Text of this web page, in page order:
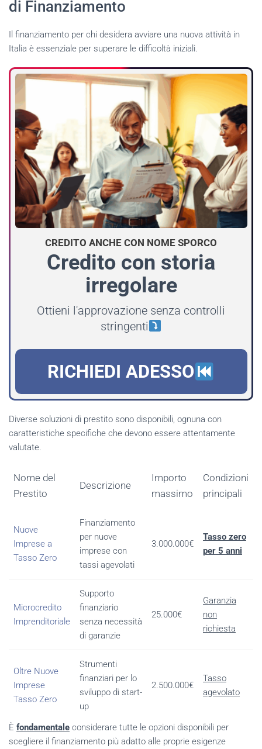
di Finanziamento
Il finanziamento per chi desidera avviare una nuova attività in
Italia è essenziale per superare le difficoltà iniziali.
CREDITO ANCHE CON NOME SPORCO
Credito con storia
irregolare
Ottieni l'approvazione senza controlli
stringenti
RICHIEDI ADESSO
Diverse soluzioni di prestito sono disponibili, ognuna con
caratteristiche specifiche che devono essere attentamente
valutate.
Nome del
Prestito
Descrizione
Importo
massimo
Condizioni
principali
Nuove
Imprese a
Tasso Zero
Finanziamento
per nuove
imprese con
tassi agevolati
3.000.000€
Tasso zero
per 5 anni
Microcredito
Imprenditoriale
Supporto
finanziario
senza necessità
di garanzie
25.000€
Garanzia
non
richiesta
Oltre Nuove
Imprese
Tasso Zero
Strumenti
finanziari per lo
sviluppo di start-
up
2.500.000€
Tasso
agevolato
È fondamentale considerare tutte le opzioni disponibili per
scegliere il finanziamento più adatto alle proprie esigenze